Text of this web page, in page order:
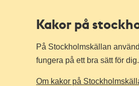
Kakor på
På Stockholmskällan
fungera på ett bra sätt för dig.
Om kakor på